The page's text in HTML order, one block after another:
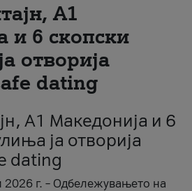
A1
и 6 скопски
отворија
dating
A1 Македонија и 6
ја отворија
dating
2026 г. – Одбележувањето на